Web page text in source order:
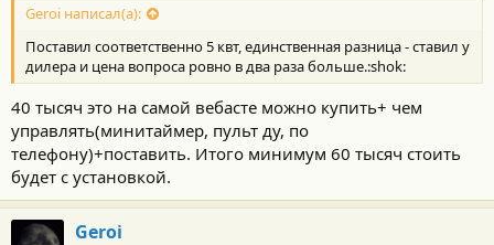
Geroi написал(а):
Поставил соответственно 5 квт, единственная разница - ставил у
дилера и цена вопроса ровно в два раза больше.:shok:
40 тысяч это на самой вебасте можно купить+ чем
управлять(минитаймер, пульт ду, по
телефону)+поставить. Итого минимум 60 тысяч стоить
будет с установкой.
Geroi